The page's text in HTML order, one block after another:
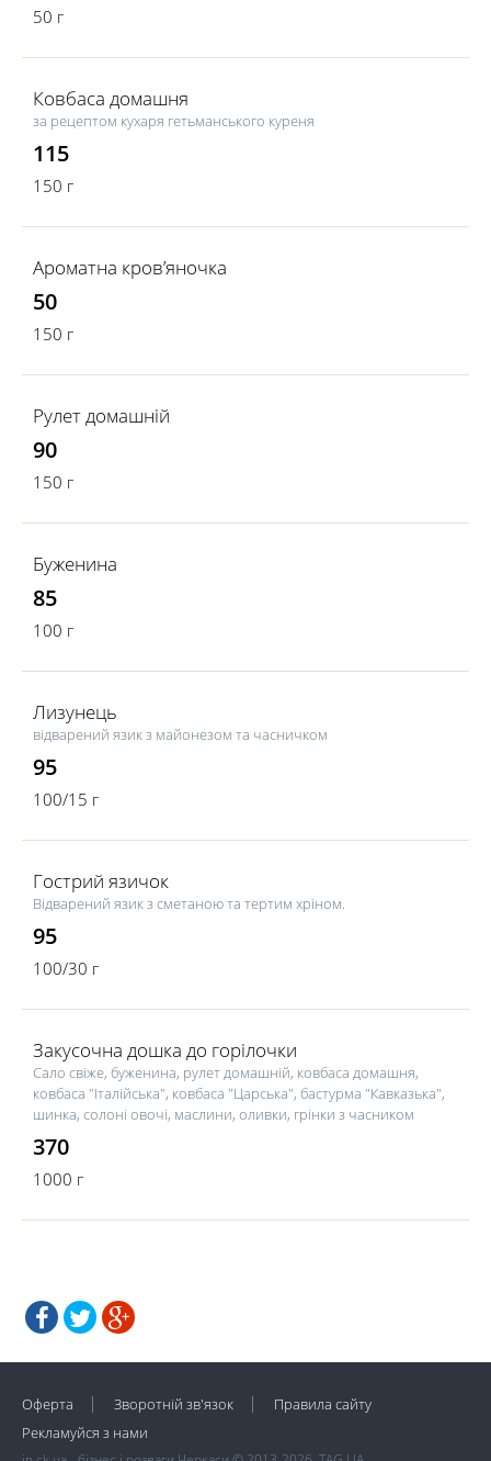
50 г
Ковбаса домашня
за рецептом кухаря гетьманського куреня
115
150 г
Ароматна кров’яночка
50
150 г
Рулет домашній
90
150 г
Буженина
85
100 г
Лизунець
відварений язик з майонезом та часничком
95
100/15 г
Гострий язичок
Відварений язик з сметаною та тертим хріном.
95
100/30 г
Закусочна дошка до горілочки
Сало свіже, буженина, рулет домашній, ковбаса домашня,
ковбаса "Італійська", ковбаса "Царська", бастурма "Кавказька",
шинка, солоні овочі, маслини, оливки, грінки з часником
370
1000 г
Оферта Зворотній зв'язок
Правила сайту
Рекламуйся з нами